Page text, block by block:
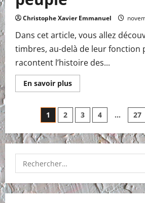
Christophe Xavier Emmanuel
Dans cet article, vous allez
timbres, au-delà de leur fonction
racontent l’histoire des...
En savoir plusEn
savoir
L’art
la
Philatélie
Témoin
l’esprit
Pagination
des
publications
1 2 3 4 … 27
Rechercher :